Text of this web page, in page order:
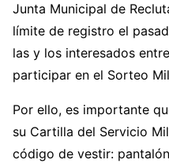
Junta Municipal de
límite de registro el
las y los interesados
participar en el Sorteo
Por ello, es importante
su Cartilla del Servicio
código de vestir: